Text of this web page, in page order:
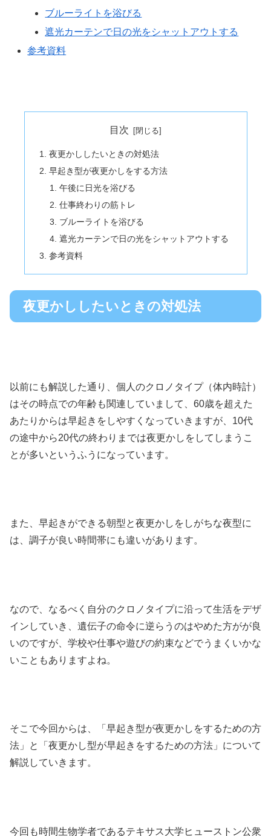
ブルーライトを浴びる
遮光カーテンで日の光をシャットアウトする
参考資料
目次
夜更かししたいときの対処法
早起き型が夜更かしをする方法
午後に日光を浴びる
仕事終わりの筋トレ
ブルーライトを浴びる
遮光カーテンで日の光をシャットアウトする
参考資料
夜更かししたいときの対処法
以前にも解説した通り、個人のクロノタイプ（体内時計）
はその時点での年齢も関連していまして、60歳を超えた
あたりからは早起きをしやすくなっていきますが、10代
の途中から20代の終わりまでは夜更かしをしてしまうこ
とが多いというふうになっています。
また、早起きができる朝型と夜更かしをしがちな夜型に
は、調子が良い時間帯にも違いがあります。
なので、なるべく自分のクロノタイプに沿って生活をデザ
インしていき、遺伝子の命令に逆らうのはやめた方がが良
いのですが、学校や仕事や遊びの約束などでうまくいかな
いこともありますよね。
そこで今回からは、「早起き型が夜更かしをするための方
法」と「夜更かし型が早起きをするための方法」について
解説していきます。
今回も時間生物学者であるテキサス大学ヒューストン公衆